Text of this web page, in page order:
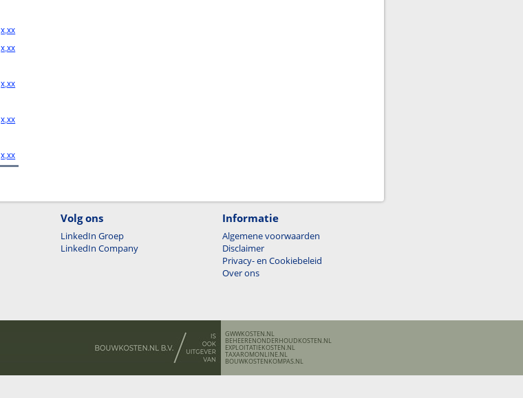
x,xx
x,xx
x,xx
x,xx
x,xx
Volg ons
LinkedIn Groep
LinkedIn Company
Informatie
Algemene voorwaarden
Disclaimer
Privacy- en Cookiebeleid
Over ons
GWWKOSTEN.NL
BEHEERENONDERHOUDKOSTEN.NL
EXPLOITATIEKOSTEN.NL
TAXAROMONLINE.NL
BOUWKOSTENKOMPAS.NL